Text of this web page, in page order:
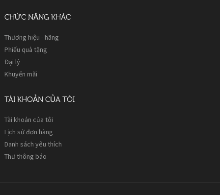
CHỨC NĂNG KHÁC
Thương hiệu - hãng
Phiếu quà tặng
Đại lý
Khuyến mãi
TÀI KHOẢN CỦA TÔI
Tài khoản của tôi
Lịch sử đơn hàng
Danh sách yêu thích
Thư thông báo